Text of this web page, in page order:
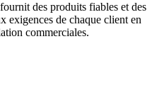
des produits fiables et des
exigences de chaque client en
commerciales.